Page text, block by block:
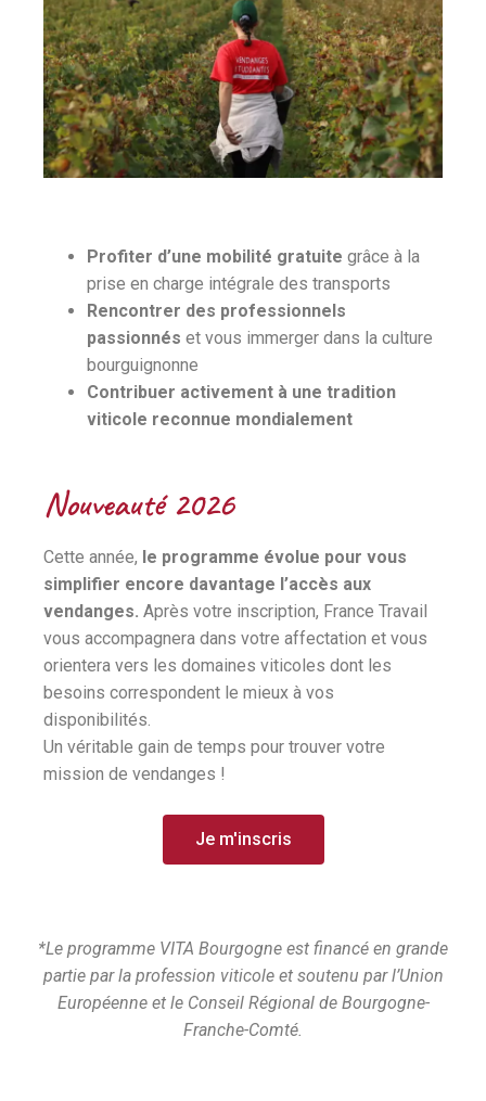
Profiter d’une mobilité gratuite grâce à la
prise en charge intégrale des transports
Rencontrer des professionnels
passionnés et vous immerger dans la culture
bourguignonne
Contribuer activement à une tradition
viticole reconnue mondialement
Nouveauté 2026
Cette année, le programme évolue pour vous
simplifier encore davantage l’accès aux
vendanges. Après votre inscription, France Travail
vous accompagnera dans votre affectation et vous
orientera vers les domaines viticoles dont les
besoins correspondent le mieux à vos
disponibilités.
Un véritable gain de temps pour trouver votre
mission de vendanges !
Je m'inscris
*Le programme VITA Bourgogne est financé en grande
partie par la profession viticole et soutenu par l’Union
Européenne et le Conseil Régional de Bourgogne-
Franche-Comté.